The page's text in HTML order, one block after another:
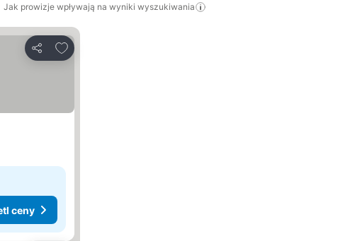
Jak prowizje wpływają na wyniki wyszukiwania
Udostępnij
Dodaj do ulubionych
ceny